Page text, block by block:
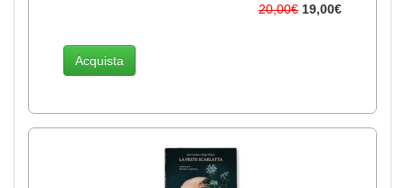
20,00€ 19,00€
Acquista